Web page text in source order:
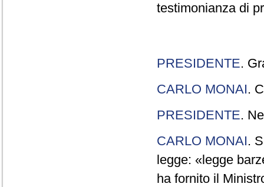
testimonianza di
PRESIDENTE.
CARLO MONAI.
PRESIDENTE.
CARLO MONAI.
legge: «legge
ha fornito il